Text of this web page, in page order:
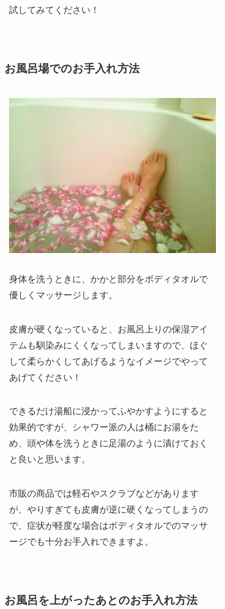
試してみてください！
お風呂場でのお手入れ方法
身体を洗うときに、かかと部分をボディタオルで
優しくマッサージします。
皮膚が硬くなっていると、お風呂上りの保湿アイ
テムも馴染みにくくなってしまいますので、ほぐ
して柔らかくしてあげるようなイメージでやって
あげてください！
できるだけ湯船に浸かってふやかすようにすると
効果的ですが、シャワー派の人は桶にお湯をた
め、頭や体を洗うときに足湯のように漬けておく
と良いと思います。
市販の商品では軽石やスクラブなどがあります
が、やりすぎても皮膚が逆に硬くなってしまうの
で、症状が軽度な場合はボディタオルでのマッサ
ージでも十分お手入れできますよ。
お風呂を上がったあとのお手入れ方法